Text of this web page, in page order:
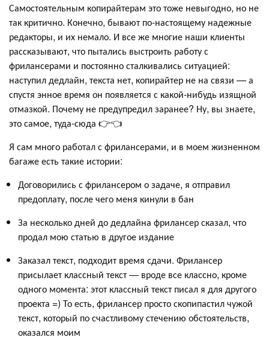
Самостоятельным копирайтерам это тоже невыгодно, но не
так критично. Конечно, бывают по-настоящему надежные
редакторы, и их немало. И все же многие наши клиенты
рассказывают, что пытались выстроить работу с
фрилансерами и постоянно сталкивались ситуацией:
наступил дедлайн, текста нет, копирайтер не на связи — а
спустя энное время он появляется с какой-нибудь изящной
отмазкой. Почему не предупредил заранее? Ну, вы знаете,
это самое, туда-сюда 👉👈
Я сам много работал с фрилансерами, и в моем жизненном
багаже есть такие истории:
Договорились с фрилансером о задаче, я отправил
предоплату, после чего меня кинули в бан
За несколько дней до дедлайна фрилансер сказал, что
продал мою статью в другое издание
Заказал текст, подходит время сдачи. Фрилансер
присылает классный текст — вроде все классно, кроме
одного момента: этот классный текст писал я для другого
проекта =) То есть, фрилансер просто скопипастил чужой
текст, который по счастливому стечению обстоятельств,
оказался моим